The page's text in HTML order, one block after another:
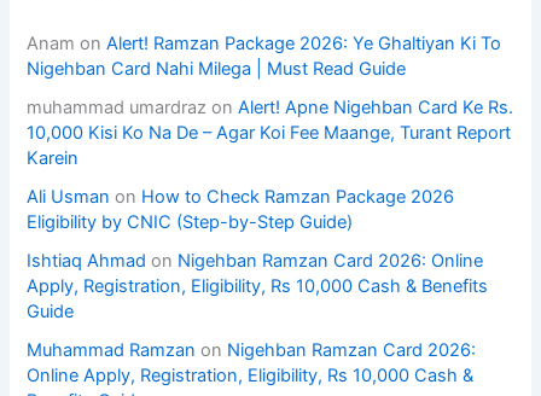
Anam onAlert! Ramzan Package 2026: Ye Ghaltiyan Ki To
Nigehban Card Nahi Milega | Must Read Guide
muhammad umardraz onAlert! Apne Nigehban Card Ke Rs.
10,000 Kisi Ko Na De – Agar Koi Fee Maange, Turant Report
Karein
Ali Usman on How to Check Ramzan Package 2026
Eligibility by CNIC (Step-by-Step Guide)
Ishtiaq Ahmad on Nigehban Ramzan Card 2026: Online
Apply, Registration, Eligibility, Rs 10,000 Cash & Benefits
Guide
Muhammad Ramzan on Nigehban Ramzan Card 2026:
Online Apply, Registration, Eligibility, Rs 10,000 Cash &